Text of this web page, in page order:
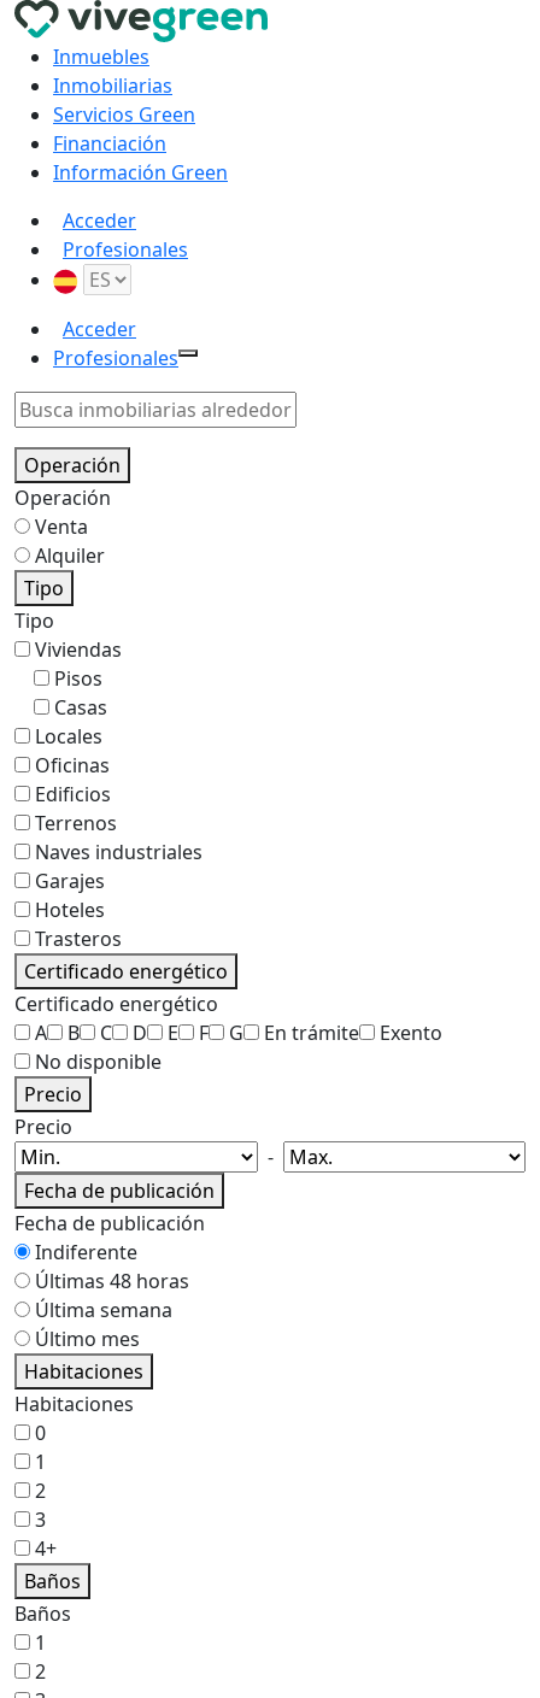
Inmuebles
Inmobiliarias
Servicios Green
Financiación
Información Green
Acceder
Profesionales
Acceder
Profesionales
Operación
Operación
Venta
Alquiler
Tipo
Tipo
Viviendas
Pisos
Casas
Locales
Oficinas
Edificios
Terrenos
Naves industriales
Garajes
Hoteles
Trasteros
Certificado energético
Certificado energético
A
B C D E F G En trámite
Exento
No disponible
Precio
Precio
-
Fecha de publicación
Fecha de publicación
Indiferente
Últimas 48 horas
Última semana
Último mes
Habitaciones
Habitaciones
0
1
2
3
4+
Baños
Baños
1
2